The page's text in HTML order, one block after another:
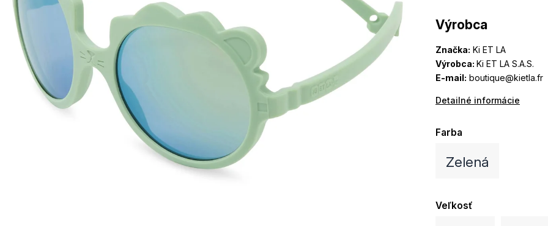
Výrobca
Značka: Ki ET LA
Výrobca:Ki ET LA S.A.S.
E-mail: boutique@kietla.fr
Detailné informácie
Farba
Zelená
Veľkosť